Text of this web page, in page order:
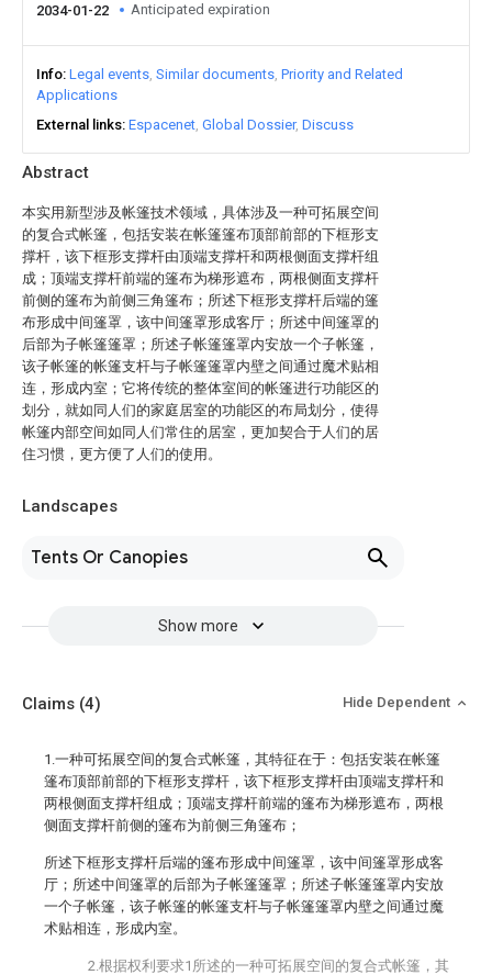
Abstract
本实用新型涉及帐篷技术领域，具体涉及一种可拓展空间
的复合式帐篷，包括安装在帐篷篷布顶部前部的下框形支
撑杆，该下框形支撑杆由顶端支撑杆和两根侧面支撑杆组
成；顶端支撑杆前端的篷布为梯形遮布，两根侧面支撑杆
前侧的篷布为前侧三角篷布；所述下框形支撑杆后端的篷
布形成中间篷罩，该中间篷罩形成客厅；所述中间篷罩的
后部为子帐篷篷罩；所述子帐篷篷罩内安放一个子帐篷，
该子帐篷的帐篷支杆与子帐篷篷罩内壁之间通过魔术贴相
连，形成内室；它将传统的整体室间的帐篷进行功能区的
划分，就如同人们的家庭居室的功能区的布局划分，使得
帐篷内部空间如同人们常住的居室，更加契合于人们的居
住习惯，更方便了人们的使用。
Landscapes
Tents Or Canopies
Show more
2034-01-22 Anticipated expiration
Info Legal events Similar documents Priority and Related
Applications
External links Espacenet Global Dossier Discuss
Claims (4) Hide Dependent
1.一种可拓展空间的复合式帐篷，其特征在于：包括安装在帐篷
篷布顶部前部的下框形支撑杆，该下框形支撑杆由顶端支撑杆和
两根侧面支撑杆组成；顶端支撑杆前端的篷布为梯形遮布，两根
侧面支撑杆前侧的篷布为前侧三角篷布；
所述下框形支撑杆后端的篷布形成中间篷罩，该中间篷罩形成客
厅；所述中间篷罩的后部为子帐篷篷罩；所述子帐篷篷罩内安放
一个子帐篷，该子帐篷的帐篷支杆与子帐篷篷罩内壁之间通过魔
术贴相连，形成内室。
2.根据权利要求1所述的一种可拓展空间的复合式帐篷，其